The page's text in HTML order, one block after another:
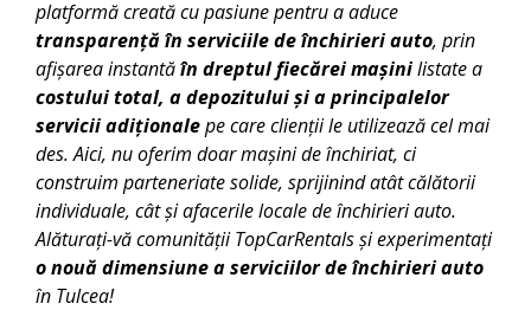
platformă creată cu pasiune pentru a aduce
transparență în serviciile de închirieri auto, prin
afișarea instantăîn dreptul fiecărei mașinilistate a
costului total, a depozitului și a principalelor
servicii adiționalepe care clienții le utilizează cel mai
des. Aici, nu oferim doar mașini de închiriat, ci
construim parteneriate solide, sprijinind atât călătorii
individuale, cât și afacerile locale de închirieri auto.
Alăturați-vă comunității TopCarRentals și experimentați
o nouă dimensiune a serviciilor de închirieri auto
în Tulcea!